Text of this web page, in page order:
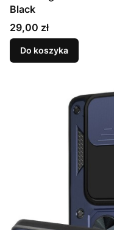
Black
Cena
29,00 zł
Do koszyka